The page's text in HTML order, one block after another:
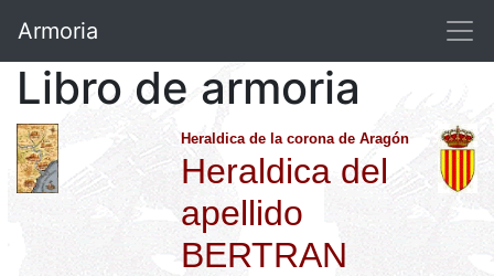
Armoria
Libro de armoria
Heraldica de la corona de Aragón
Heraldica del
apellido
BERTRAN